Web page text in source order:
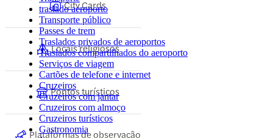
traslado aeroporto
Transporte público
Passes de trem
Traslados privados de aeroportos
Traslados compartilhados do aeroporto
Serviços de viagem
Cartões de telefone e internet
Cruzeiros
Cruzeiros com jantar
Cruzeiros com almoço
Cruzeiros turísticos
Gastronomia
City Cards
Locais religiosos
Pontos turísticos
Plataformas de observação